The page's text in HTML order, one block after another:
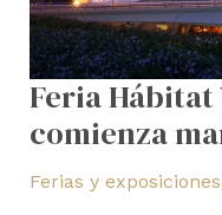
Feria Hábitat
comienza
Ferias y exposiciones